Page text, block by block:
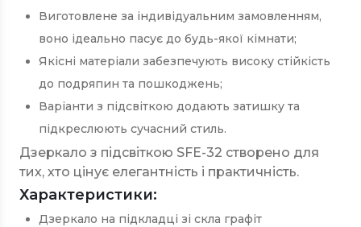
Виготовлене за індивідуальним замовленням,
воно ідеально пасує до будь-якої кімнати;
Якісні матеріали забезпечують високу стійкість
до подряпин та пошкоджень;
Варіанти з підсвіткою додають затишку та
підкреслюють сучасний стиль.
Дзеркало з підсвіткою SFE-32 створено для
тих, хто цінує елегантність і практичність.
Характеристики:
Дзеркало на підкладці зі скла графіт